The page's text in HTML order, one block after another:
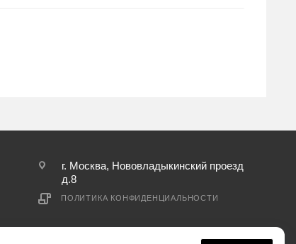
г. Москва, Нововладыкинский проезд
д.8
ПОЛИТИКА КОНФИДЕНЦИАЛЬНОСТИ